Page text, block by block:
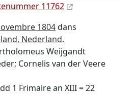
11762
1804dans
Nederland.
Weijgandt
Cornelis van der Veere
1 Frimaire an XIII = 22